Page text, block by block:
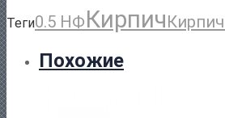
Теги0.5 НФКирпич
Похожие